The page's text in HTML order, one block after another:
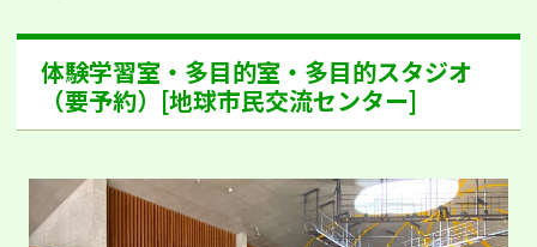
体験学習室・多目的室・多目的スタジオ
（要予約）[地球市民交流センター]